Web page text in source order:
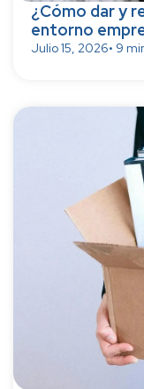
¿Cómo dar y
entorno
Julio 15, 2026• 9